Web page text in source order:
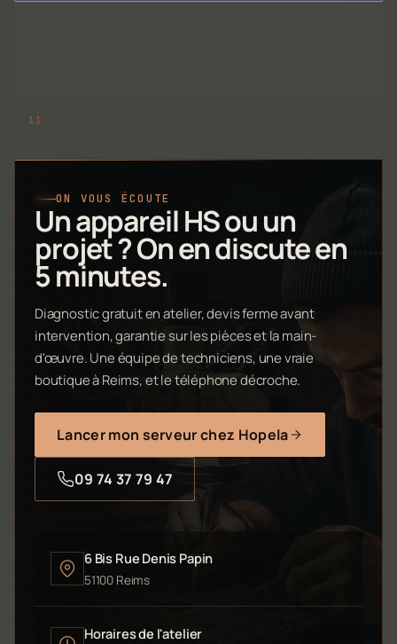
ON VOUS ÉCOUTE
Un appareil HS ou un
projet ? On en discute en
5 minutes.
Diagnostic gratuit en atelier, devis ferme avant
intervention, garantie sur les pièces et la main-
d'œuvre. Une équipe de techniciens, une vraie
boutique à Reims, et le téléphone décroche.
Lancer mon serveur chez Hopela
09 74 37 79 47
6 Bis Rue Denis Papin
51100 Reims
Horaires de l'atelier